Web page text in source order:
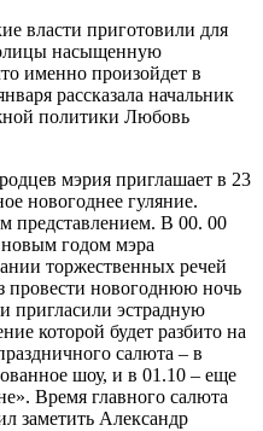
власти приготовили для
насыщенную
именно произойдет в
рассказала начальник
политики Любовь
мэрия приглашает в 23
новогоднее гуляние.
представлением. В 00. 00
новым годом мэра
торжественных речей
провести новогоднюю ночь
пригласили эстрадную
которой будет разбито на
салюта – в
шоу, и в 01.10 – еще
Время главного салюта
заметить Александр